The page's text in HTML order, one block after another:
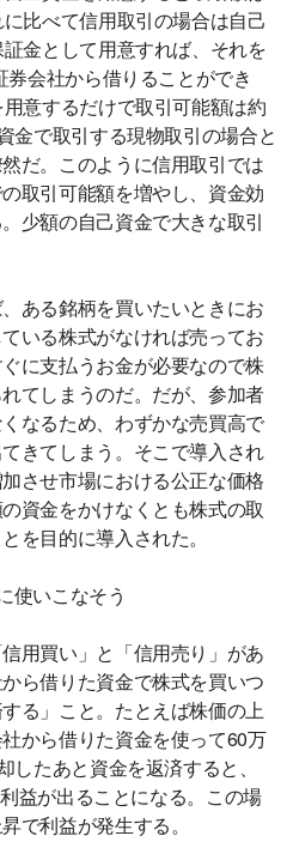
比べて信用取引の場合は自己
金として用意すれば、それを
会社から借りることができ
意するだけで取引可能額は約
金で取引する現物取引の場合と
だ。このように信用取引では
取引可能額を増やし、資金効
少額の自己資金で大きな取引
ある銘柄を買いたいときにお
いる株式がなければ売ってお
に支払うお金が必要なので株
てしまうのだ。だが、参加者
なるため、わずかな売買高で
きてしまう。そこで導入され
させ市場における公正な価格
資金をかけなくとも株式の取
を目的に導入された。
使いこなそう
用買い」と「信用売り」があ
ら借りた資金で株式を買いつ
る」こと。たとえば株価の上
から借りた資金を使って60万
たあと資金を返済すると、
益が出ることになる。この場
で利益が発生する。